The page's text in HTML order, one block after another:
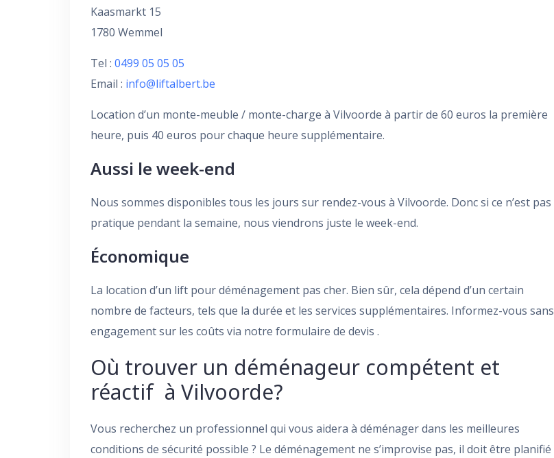
Kaasmarkt 15
1780 Wemmel
Tel : 0499 05 05 05
Email : info@liftalbert.be
Location d’un monte-meuble / monte-charge à Vilvoorde à partir de 60 euros la première
heure, puis 40 euros pour chaque heure supplémentaire.
Aussi le week-end
Nous sommes disponibles tous les jours sur rendez-vous à Vilvoorde. Donc si ce n’est pas
pratique pendant la semaine, nous viendrons juste le week-end.
Économique
La location d’un lift pour déménagement pas cher. Bien sûr, cela dépend d’un certain
nombre de facteurs, tels que la durée et les services supplémentaires. Informez-vous sans
engagement sur les coûts via notre formulaire de devis .
Où trouver un déménageur compétent et
réactif à Vilvoorde?
Vous recherchez un professionnel qui vous aidera à déménager dans les meilleures
conditions de sécurité possible ? Le déménagement ne s’improvise pas, il doit être planifié